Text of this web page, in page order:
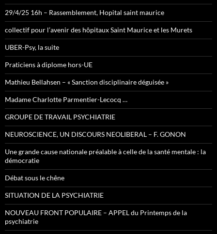
29/4/25 16h – Rassemblement, Hopital saint maurice
collectif pour l’avenir des hôpitaux Saint Maurice et les Murets
UBER-Psy, la suite
Praticiens à diplome hors-UE
Mathieu Bellahsen – « Sanction disciplinaire déguisée »
Madame Charlotte Parmentier-Lecocq …
GROUPE DE TRAVAIL PSYCHIATRIE
NEUROSCIENCE, UN DISCOURS NEOLIBERAL – F. GONON
Une grande cause nationale préalable à celle de la santé mentale : la
démocratie
Débat sous le chêne
SITUATION DE LA PSYCHIATRIE
NOUVEAU FRONT POPULAIRE – APPEL du Printemps de la
psychiatrie